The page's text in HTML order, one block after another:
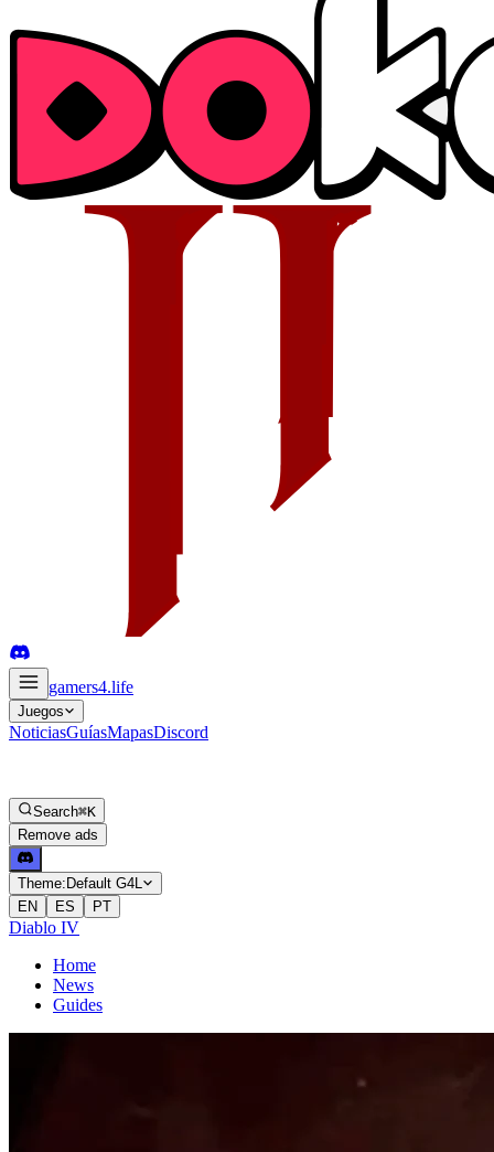
gamers4.life
Juegos
NoticiasGuíasMapasDiscord
Search⌘K
Remove ads
Theme: Default G4L
EN
ES PT
Diablo IV
Home
News
Guides